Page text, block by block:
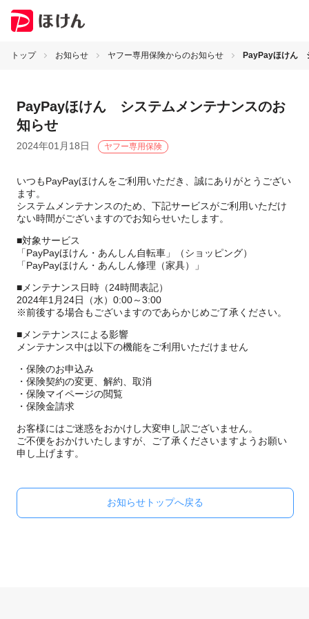
トップ お知らせ ヤフー専用保険からのお知らせ PayPayほけん
PayPayほけん システムメンテナンスのお
知らせ
2024年01月18日 ヤフー専用保険
いつもPayPayほけんをご利用いただき、誠にありがとうござい
ます。
システムメンテナンスのため、下記サービスがご利用いただけ
ない時間がございますのでお知らせいたします。
■対象サービス
「PayPayほけん・あんしん自転車」（ショッピング）
「PayPayほけん・あんしん修理（家具）」
■メンテナンス日時（24時間表記）
2024年1月24日（水）0:00～3:00
※前後する場合もございますのであらかじめご了承ください。
■メンテナンスによる影響
メンテナンス中は以下の機能をご利用いただけません
・保険のお申込み
・保険契約の変更、解約、取消
・保険マイページの閲覧
・保険金請求
お客様にはご迷惑をおかけし大変申し訳ございません。
ご不便をおかけいたしますが、ご了承くださいますようお願い
申し上げます。
お知らせトップへ戻る